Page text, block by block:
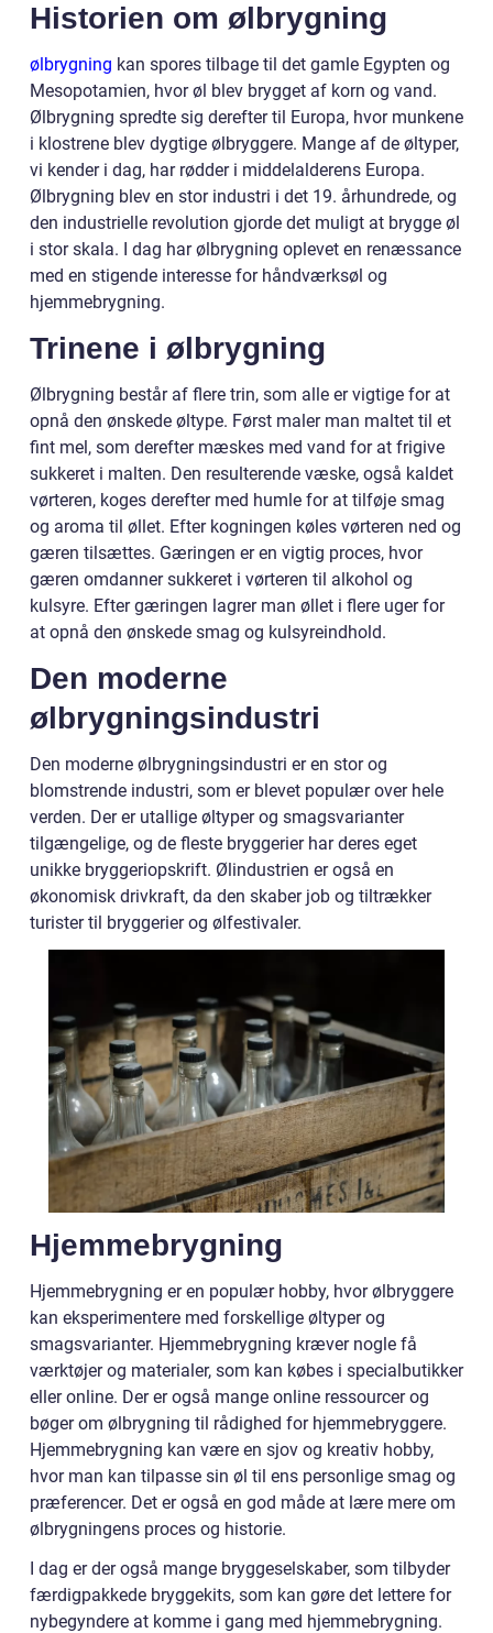
Historien om ølbrygning
ølbrygning kan spores tilbage til det gamle Egypten og
Mesopotamien, hvor øl blev brygget af korn og vand.
Ølbrygning spredte sig derefter til Europa, hvor munkene
i klostrene blev dygtige ølbryggere. Mange af de øltyper,
vi kender i dag, har rødder i middelalderens Europa.
Ølbrygning blev en stor industri i det 19. århundrede, og
den industrielle revolution gjorde det muligt at brygge øl
i stor skala. I dag har ølbrygning oplevet en renæssance
med en stigende interesse for håndværksøl og
hjemmebrygning.
Trinene i ølbrygning
Ølbrygning består af flere trin, som alle er vigtige for at
opnå den ønskede øltype. Først maler man maltet til et
fint mel, som derefter mæskes med vand for at frigive
sukkeret i malten. Den resulterende væske, også kaldet
vørteren, koges derefter med humle for at tilføje smag
og aroma til øllet. Efter kogningen køles vørteren ned og
gæren tilsættes. Gæringen er en vigtig proces, hvor
gæren omdanner sukkeret i vørteren til alkohol og
kulsyre. Efter gæringen lagrer man øllet i flere uger for
at opnå den ønskede smag og kulsyreindhold.
Den moderne
ølbrygningsindustri
Den moderne ølbrygningsindustri er en stor og
blomstrende industri, som er blevet populær over hele
verden. Der er utallige øltyper og smagsvarianter
tilgængelige, og de fleste bryggerier har deres eget
unikke bryggeriopskrift. Ølindustrien er også en
økonomisk drivkraft, da den skaber job og tiltrækker
turister til bryggerier og ølfestivaler.
Hjemmebrygning
Hjemmebrygning er en populær hobby, hvor ølbryggere
kan eksperimentere med forskellige øltyper og
smagsvarianter. Hjemmebrygning kræver nogle få
værktøjer og materialer, som kan købes i specialbutikker
eller online. Der er også mange online ressourcer og
bøger om ølbrygning til rådighed for hjemmebryggere.
Hjemmebrygning kan være en sjov og kreativ hobby,
hvor man kan tilpasse sin øl til ens personlige smag og
præferencer. Det er også en god måde at lære mere om
ølbrygningens proces og historie.
I dag er der også mange bryggeselskaber, som tilbyder
færdigpakkede bryggekits, som kan gøre det lettere for
nybegyndere at komme i gang med hjemmebrygning.